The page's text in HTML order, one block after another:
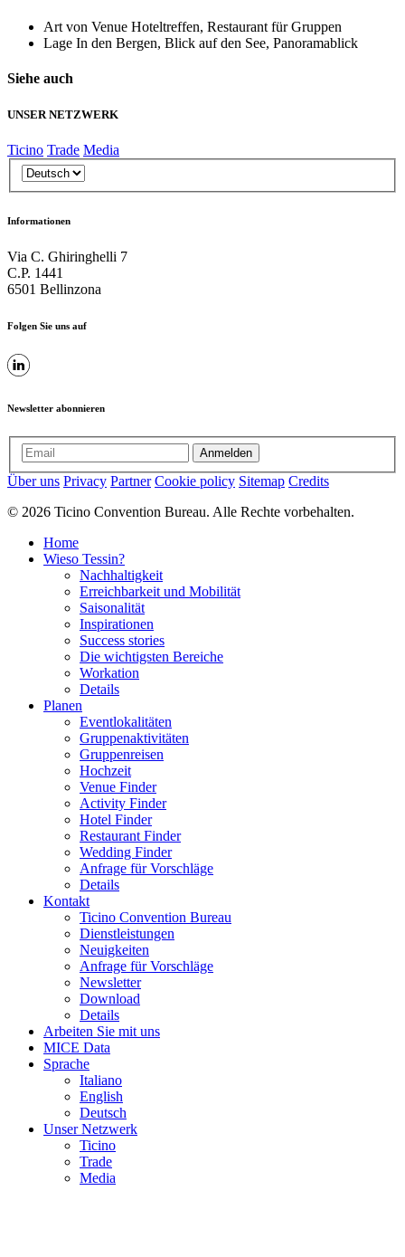
Art von Venue Hoteltreffen, Restaurant für Gruppen
Lage In den Bergen, Blick auf den See, Panoramablick
Siehe auch
UNSER NETZWERK
Ticino Trade Media
Informationen
Via C. Ghiringhelli 7
C.P. 1441
6501 Bellinzona
Folgen Sie uns auf
Newsletter abonnieren
Anmelden
Über uns Privacy Partner Cookie policy Sitemap Credits
© 2026 Ticino Convention Bureau. Alle Rechte vorbehalten.
Home
Wieso Tessin?
Nachhaltigkeit
Erreichbarkeit und Mobilität
Saisonalität
Inspirationen
Success stories
Die wichtigsten Bereiche
Workation
Details
Planen
Eventlokalitäten
Gruppenaktivitäten
Gruppenreisen
Hochzeit
Venue Finder
Activity Finder
Hotel Finder
Restaurant Finder
Wedding Finder
Anfrage für Vorschläge
Details
Kontakt
Ticino Convention Bureau
Dienstleistungen
Neuigkeiten
Anfrage für Vorschläge
Newsletter
Download
Details
Arbeiten Sie mit uns
MICE Data
Sprache
Italiano
English
Deutsch
Unser Netzwerk
Ticino
Trade
Media